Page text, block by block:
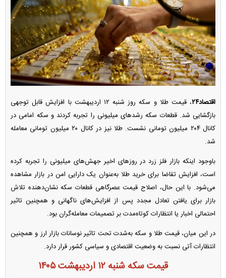
اقتصاد۲۴
، قیمت طلا و سکه روز شنبه ۱۲ اردیبهشت با افزایش قابل توجهی
بازگشایی شد. قطعات سکه رشد‌های میلیونی را تجربه کردند و سکه امامی در
کانال ۲۰۴ میلیون تومانی نشست. طلا نیز در کانال ۲۰ میلیون تومانی معامله
شد.
باوجود اینکه بازار فلز زرد در روز‌های اخیر جهش‌های میلیونی را تجربه کرده
است، افزایش تقاضا برای خرید طلا به‌عنوان یک دارایی امن در بازار مشاهده
می‌شود. با این حال، اصلاح قیمت عصرگاهی قطعات سکه نشان‌دهنده تلاش
بازار برای یافتن تعادل مجدد پس از افزایش‌های ناگهانی و همچنین تاثیر
احتمالی اخبار یا انتظارات کوتاه‌مدت بر تصمیمات معامله‌گران بود.
در این میان، قیمت طلا و سکه به‌شدت تحت تاثیر نوسانات بازار ارز و همچنین
انتظارات آتی نسبت به وضعیت اقتصادی و سیاسی کشور قرار دارد.
قیمت سکه شنبه ۱۲ اردیبهشت ۱۴۰۵